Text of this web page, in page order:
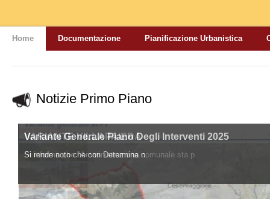
Home Documentazione Pianificazione Urbanistica
Notizie Primo Piano
Variante Generale Piano Degli Interventi 2025
Si rende noto che con Determina n.
VARIANTE VILLAPAIERA
Si informa che l'Amministrazione comunale sta p